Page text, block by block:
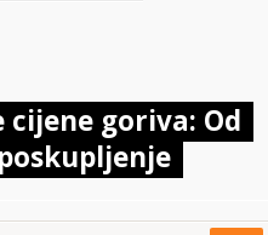
goriva: Od